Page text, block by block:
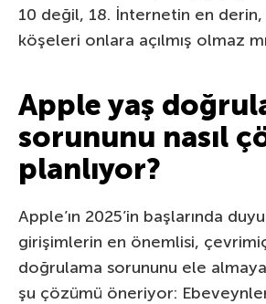
10 değil, 18. İnternetin en derin,
köşeleri onlara açılmış olmaz
Apple yaş
sorununu nasıl
planlıyor?
Apple’ın 2025’in başlarında
girişimlerin en önemlisi,
doğrulama sorununu ele almaya
şu çözümü öneriyor: